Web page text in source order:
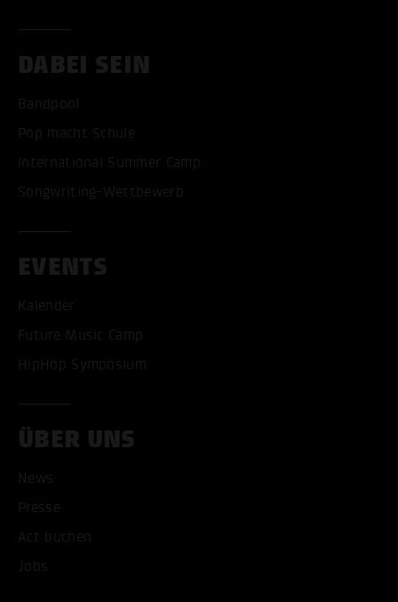
DABEI SEIN
Bandpool
Pop macht Schule
International Summer Camp
Songwriting-Wettbewerb
EVENTS
Kalender
Future Music Camp
HipHop Symposium
ÜBER UNS
News
Presse
Act buchen
Jobs